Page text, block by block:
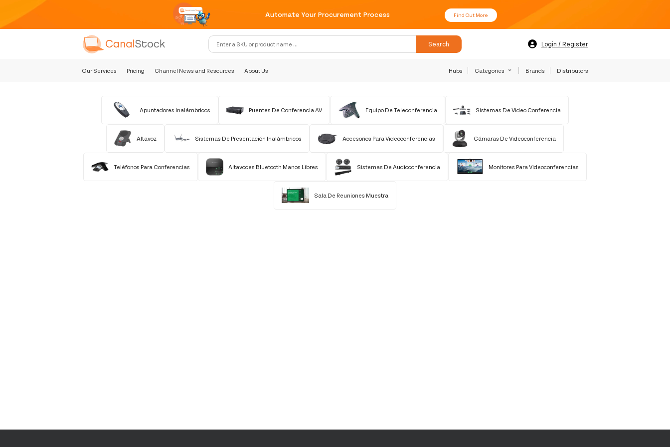
Automate Your Procurement Proce Find Out More
Search Login / Register
Our Services Pricing Channel News and Resources About Us Hubs Categories Brands Distributors
Apuntadores Inalámbricos Puentes De Conferencia AV Equipo De Teleconferencia Sistemas De Video Conferencia
Altavoz Sistemas De Presentación Inalámbricos Accesorios Para Videoconferencias Cámaras De Videoconferencia
Teléfonos Para Conferencias Altavoces Bluetooth Manos Libres Sistemas De Audioconferencia Monitores Para Videoconferencias
Sala De Reuniones Muestra